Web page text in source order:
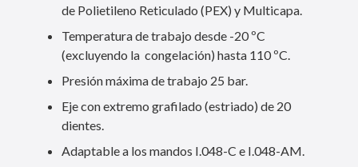
de Polietileno Reticulado (PEX) y Multicapa.
Temperatura de trabajo desde -20 ºC
(excluyendo la congelación) hasta 110 ºC.
Presión máxima de trabajo 25 bar.
Eje con extremo grafilado (estriado) de 20
dientes.
Adaptable a los mandos I.048-C e I.048-AM.